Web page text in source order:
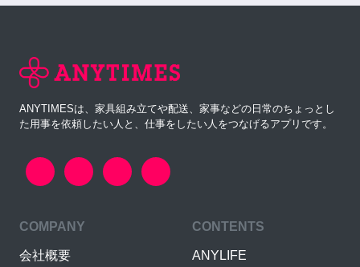
ANYTIMESは、家具組み立てや配送、家事などの日常のちょっとし
た用事を依頼したい人と、仕事をしたい人をつなげるアプリです。
COMPANY
会社概要
CONTENTS
ANYLIFE